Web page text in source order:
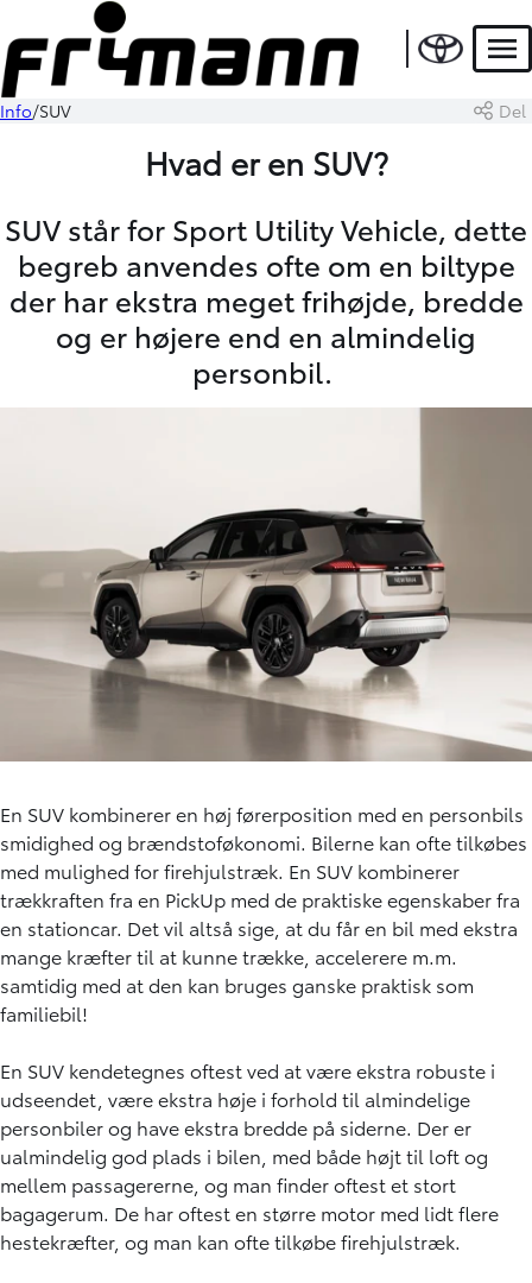
Info SUV Del
Hvad er en SUV?
SUV står for Sport Utility Vehicle, dette
begreb anvendes ofte om en biltype
der har ekstra meget frihøjde, bredde
og er højere end en almindelig
personbil.
En SUV kombinerer en høj førerposition med en personbils
smidighed og brændstoføkonomi. Bilerne kan ofte tilkøbes
med mulighed forfirehjulstræk. En SUV kombinerer
trækkraften fra en PickUp med de praktiske egenskaber fra
en stationcar. Det vil altså sige, at du får en bil med ekstra
mange kræfter til at kunne trække, accelerere m.m.
samtidig med at den kan bruges ganske praktisk som
familiebil!
En SUV kendetegnes oftest ved at være ekstra robuste i
udseendet, være ekstra høje i forhold til almindelige
personbiler og have ekstra bredde på siderne. Der er
ualmindelig god plads i bilen, med både højt til loft og
mellem passagererne, og man finder oftest et stort
bagagerum. De har oftest en større motor med lidt flere
hestekræfter, og man kan ofte tilkøbe firehjulstræk.